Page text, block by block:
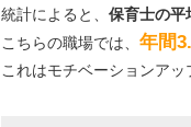
統計によると、 保育士の平
こちらの職場では、 年間
これはモチベーションア